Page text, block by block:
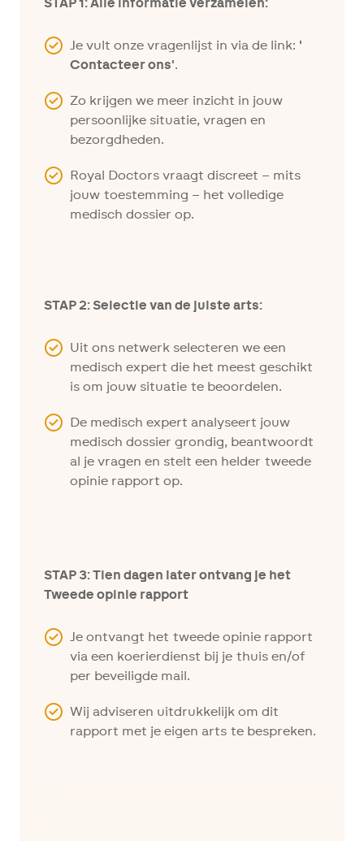
STAP 1: Alle informatie verzamelen:
Je vult onze vragenlijst in via de link: '
Contacteer ons'.
Zo krijgen we meer inzicht in jouw
persoonlijke situatie, vragen en
bezorgdheden.
Royal Doctors vraagt discreet – mits
jouw toestemming – het volledige
medisch dossier op.
STAP 2: Selectie van de juiste arts:
Uit ons netwerk selecteren we een
medisch expert die het meest geschikt
is om jouw situatie te beoordelen.
De medisch expert analyseert jouw
medisch dossier grondig, beantwoordt
al je vragen en stelt een helder tweede
opinie rapport op.
STAP 3: Tien dagen later ontvang je het
Tweede opinie rapport
Je ontvangt het tweede opinie rapport
via een koerierdienst bij je thuis en/of
per beveiligde mail.
Wij adviseren uitdrukkelijk om dit
rapport met je eigen arts te bespreken.